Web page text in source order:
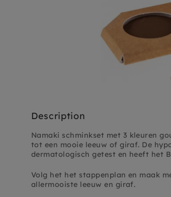
Description
Namaki schminkset met 3 kleuren
tot een mooie leeuw of giraf. De
dermatologisch getest en heeft het
Volg het het stappenplan en maak
allermooiste leeuw en giraf.